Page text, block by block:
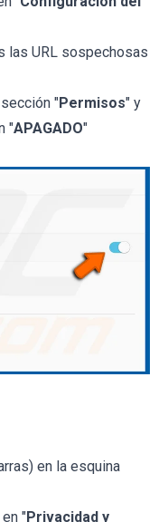
las URL sospechosas
"Permisos" y
"APAGADO"
en la esquina
"Privacidad y